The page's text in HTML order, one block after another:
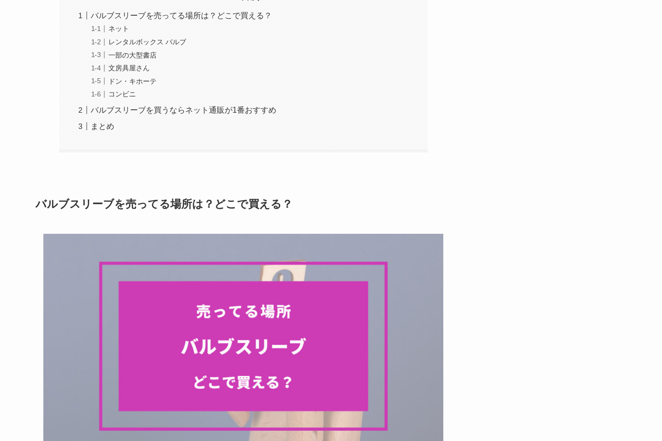
バルブスリーブを売ってる場所は？どこで買える？
ネット
レンタルボックス バルブ
一部の大型書店
文房具屋さん
ドン・キホーテ
コンビニ
バルブスリーブを買うならネット通販が1番おすすめ
まとめ
バルブスリーブを売ってる場所は？どこで買える？